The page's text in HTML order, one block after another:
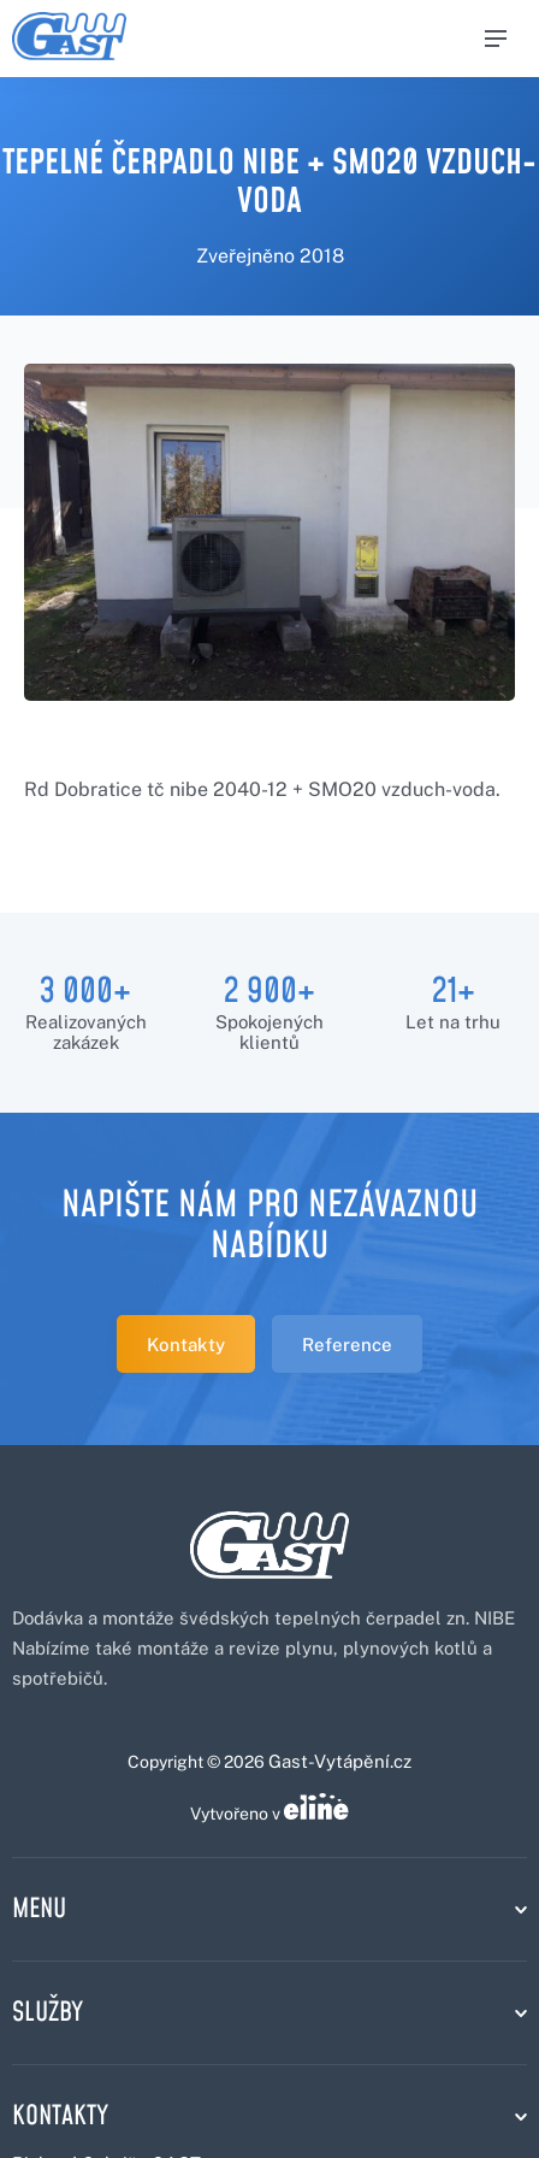
TEPELNÉ ČERPADLO NIBE + SMO20 VZDUCH-
VODA
Zveřejněno 2018
Rd Dobratice tč nibe 2040-12 + SMO20 vzduch-voda.
3 000+
Realizovaných
zakázek
2 900+
Spokojených
klientů
21+
Let na trhu
NAPIŠTE NÁM PRO NEZÁVAZNOU
NABÍDKU
Kontakty Reference
Dodávka a montáže švédských tepelných čerpadel zn. NIBE
Nabízíme také montáže a revize plynu, plynových kotlů a
spotřebičů.
Copyright © 2026 Gast-Vytápění.cz
Vytvořeno v
MENU
SLUŽBY
KONTAKTY